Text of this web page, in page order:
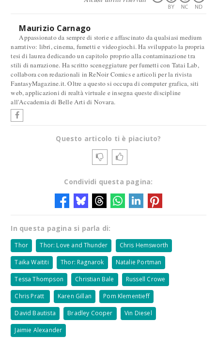
Maurizio Carnago
Appassionato da sempre di storie e affascinato da qualsiasi medium
narrativo: libri, cinema, fumetti e videogiochi. Ha sviluppato la propria
tesi di laurea dedicando un capitolo proprio alla contaminazione tra
stili di narrazione. Ha scritto sceneggiature per fumetti con Tatai Lab,
collabora con redazionali in ReNoir Comics e articoli per la rivista
FantasyMagazine.it. Oltre a questo si occupa di computer grafica, siti
web, applicazioni di realtà virtuale e insegna queste discipline
all'Accademia di Belle Arti di Novara.
Questo articolo ti è piaciuto?
Condividi questa pagina:
In questa pagina si parla di:
Thor Thor: Love and Thunder Chris Hemsworth
Taika Waititi Thor: Ragnarok Natalie Portman
Tessa Thompson Christian Bale Russell Crowe
Chris Pratt Karen Gillan Pom Klementieff
David Bautista Bradley Cooper Vin Diesel
Jaimie Alexander